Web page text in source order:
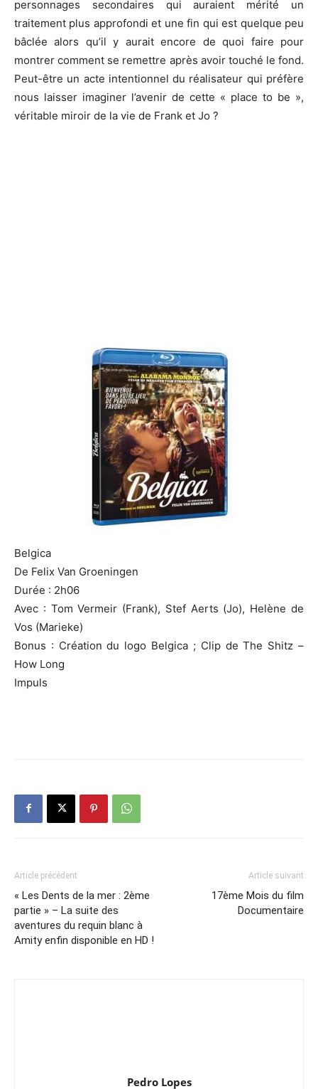
personnages secondaires qui auraient mérité un
traitement plus approfondi et une fin qui est quelque peu
bâclée alors qu’il y aurait encore de quoi faire pour
montrer comment se remettre après avoir touché le fond.
Peut-être un acte intentionnel du réalisateur qui préfère
nous laisser imaginer l’avenir de cette « place to be »,
véritable miroir de la vie de Frank et Jo ?
Belgica
De Felix Van Groeningen
Durée : 2h06
Avec : Tom Vermeir (Frank), Stef Aerts (Jo), Helène de
Vos (Marieke)
Bonus : Création du logo Belgica ; Clip de The Shitz –
How Long
Impuls
Article précédent
« Les Dents de la mer : 2ème
partie » – La suite des
aventures du requin blanc à
Amity enfin disponible en HD !
Article suivant
17ème Mois du film
Documentaire
Pedro Lopes